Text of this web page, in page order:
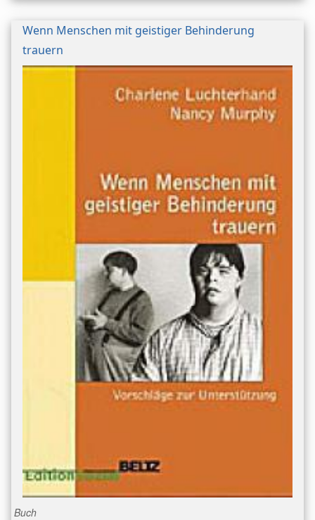
Wenn Menschen mit geistiger Behinderung
trauern
Bild/Umschlag
Buch